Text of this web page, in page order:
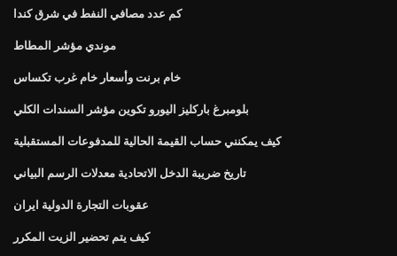
كم عدد مصافي النفط في شرق كندا
موندي مؤشر المطاط
خام برنت وأسعار خام غرب تكساس
بلومبرغ باركليز اليورو تكوين مؤشر السندات الكلي
كيف يمكنني حساب القيمة الحالية للمدفوعات المستقبلية
تاريخ ضريبة الدخل الاتحادية معدلات الرسم البياني
عقوبات التجارة الدولية ايران
كيف يتم تحضير الزيت المكرر